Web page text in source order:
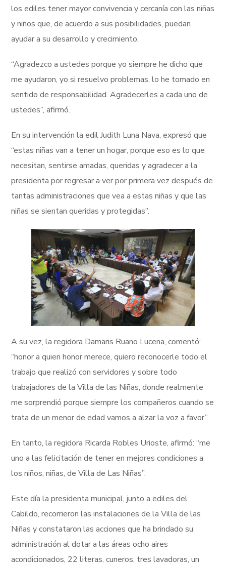
los ediles tener mayor convivencia y cercanía con las niñas
y niños que, de acuerdo a sus posibilidades, puedan
ayudar a su desarrollo y crecimiento.
“Agradezco a ustedes porque yo siempre he dicho que
me ayudaron, yo si resuelvo problemas, lo he tomado en
sentido de responsabilidad. Agradecerles a cada uno de
ustedes”, afirmó.
En su intervención la edil Judith Luna Nava, expresó que
“estas niñas van a tener un hogar, porque eso es lo que
necesitan, sentirse amadas, queridas y agradecer a la
presidenta por regresar a ver por primera vez después de
tantas administraciones que vea a estas niñas y que las
niñas se sientan queridas y protegidas”.
A su vez, la regidora Damaris Ruano Lucena, comentó:
“honor a quien honor merece, quiero reconocerle todo el
trabajo que realizó con servidores y sobre todo
trabajadores de la Villa de las Niñas, donde realmente
me sorprendió porque siempre los compañeros cuando se
trata de un menor de edad vamos a alzar la voz a favor”.
En tanto, la regidora Ricarda Robles Urioste, afirmó: “me
uno a las felicitación de tener en mejores condiciones a
los niños, niñas, de Villa de Las Niñas”.
Este día la presidenta municipal, junto a ediles del
Cabildo, recorrieron las instalaciones de la Villa de las
Niñas y constataron las acciones que ha brindado su
administración al dotar a las áreas ocho aires
acondicionados, 22 literas, cuneros, tres lavadoras, un